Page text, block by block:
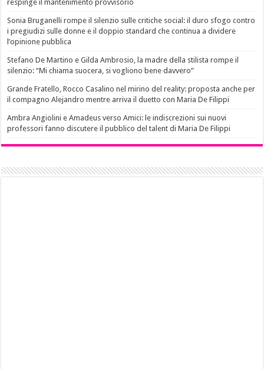
respinge il mantenimento provvisorio
Sonia Bruganelli rompe il silenzio sulle critiche social: il duro sfogo contro
i pregiudizi sulle donne e il doppio standard che continua a dividere
l’opinione pubblica
Stefano De Martino e Gilda Ambrosio, la madre della stilista rompe il
silenzio: “Mi chiama suocera, si vogliono bene davvero”
Grande Fratello, Rocco Casalino nel mirino del reality: proposta anche per
il compagno Alejandro mentre arriva il duetto con Maria De Filippi
Ambra Angiolini e Amadeus verso Amici: le indiscrezioni sui nuovi
professori fanno discutere il pubblico del talent di Maria De Filippi